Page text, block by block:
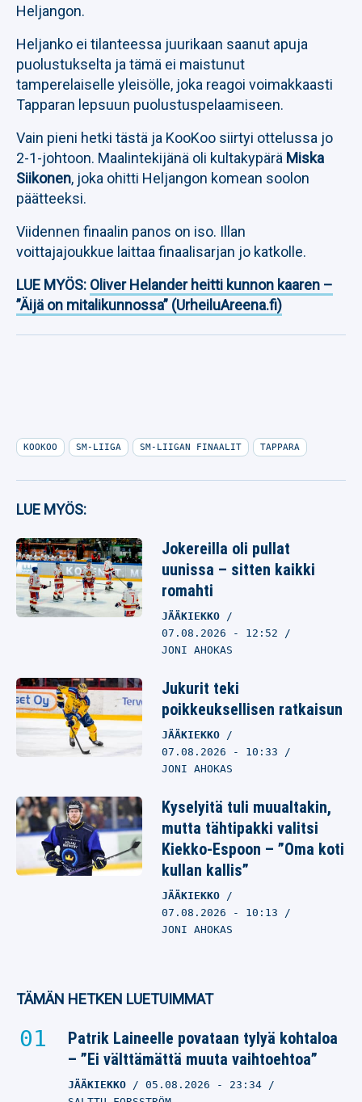
Heljangon.
Heljanko ei tilanteessa juurikaan saanut apuja
puolustukselta ja tämä ei maistunut
tamperelaiselle yleisölle, joka reagoi voimakkaasti
Tapparan lepsuun puolustuspelaamiseen.
Vain pieni hetki tästä ja KooKoo siirtyi ottelussa jo
2-1-johtoon. Maalintekijänä oli kultakypärä Miska
Siikonen, joka ohitti Heljangon komean soolon
päätteeksi.
Viidennen finaalin panos on iso. Illan
voittajajoukkue laittaa finaalisarjan jo katkolle.
LUE MYÖS: Oliver Helander heitti kunnon kaaren –
”Äijä on mitalikunnossa” (UrheiluAreena.fi)
KOOKOO SM-LIIGA SM-LIIGAN FINAALIT TAPPARA
LUE MYÖS:
Jokereilla oli pullat
uunissa – sitten kaikki
romahti
JÄÄKIEKKO
07.08.2026 - 12:52
JONI AHOKAS
Jukurit teki
poikkeuksellisen ratkaisun
JÄÄKIEKKO
07.08.2026 - 10:33
JONI AHOKAS
Kyselyitä tuli muualtakin,
mutta tähtipakki valitsi
Kiekko-Espoon – ”Oma koti
kullan kallis”
JÄÄKIEKKO
07.08.2026 - 10:13
JONI AHOKAS
TÄMÄN HETKEN LUETUIMMAT
Patrik Laineelle povataan tylyä kohtaloa
– ”Ei välttämättä muuta vaihtoehtoa”
JÄÄKIEKKO 05.08.2026 - 23:34